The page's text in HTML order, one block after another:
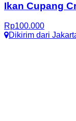
Ikan Cupang
Rp100.000
Dikirim dari